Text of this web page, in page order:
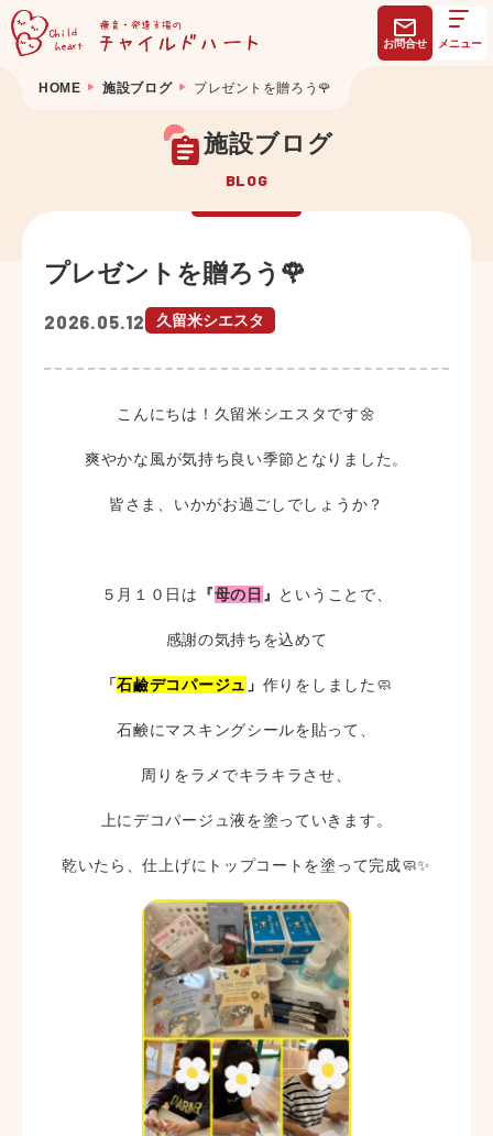
お問合せ メニュー
HOME 施設ブログ プレゼントを贈ろう🌹
施設ブログ
BLOG
プレゼントを贈ろう🌹
2026.05.12 久留米シエスタ
こんにちは！久留米シエスタです🌼
爽やかな風が気持ち良い季節となりました。
皆さま、いかがお過ごしでしょうか？
５月１０日は 『母の日 』 ということで、
感謝の気持ちを込めて
「石鹼デコパージュ 」 作りをしました🧼
石鹸にマスキングシールを貼って、
周りをラメでキラキラさせ、
上にデコパージュ液を塗っていきます。
乾いたら、仕上げにトップコートを塗って完成🧼✨